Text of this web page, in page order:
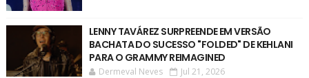
LENNY TAVÁREZ SURPREENDE EM VERSÃO
BACHATA DO SUCESSO "FOLDED" DE KEHLANI
PARA O GRAMMY REIMAGINED
Dermeval Neves Jul 21, 2026